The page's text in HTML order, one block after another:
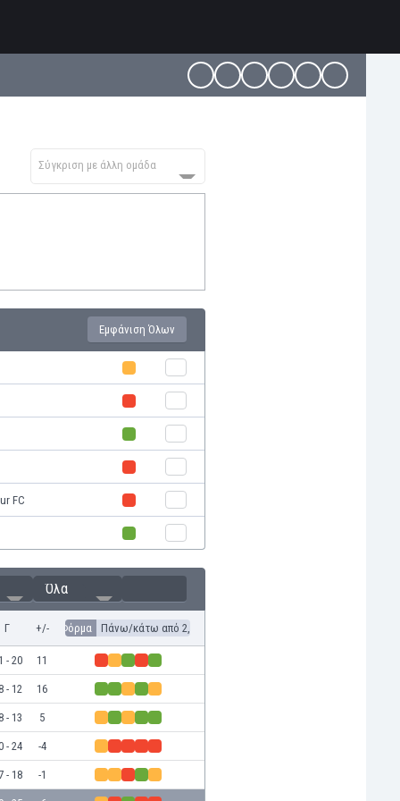
Σύγκριση με άλλη ομάδα
Εμφάνιση Όλων
FC
Όλα
Γ +/- Φόρμα Πάνω/κάτω από 2,5
- 20 11
- 12 16
- 13 5
- 24 -4
- 18 -1